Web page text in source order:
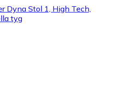
Dyna Stol 1, High Tech,
tyg